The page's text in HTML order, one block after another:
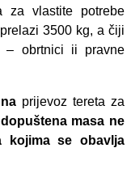
za vlastite potrebe
3500 kg, a čiji
– obrtnici ii pravne
prijevoz tereta za
masa ne
kojima se obavlja